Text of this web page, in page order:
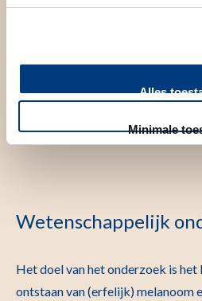
Alles
Minimale
Momenteel werk ik als
Oncologie, waar ik onderzoek
Wetenschappelijk
Het doel van het onderzoek is
ontstaan van (erfelijk) melanoom